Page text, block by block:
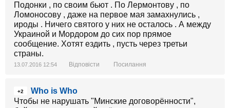
Подонки , по своим бьют . По Лермонтову , по
Ломоносову , даже на первое мая замахнулись ,
ироды . Ничего святого у них не осталось . А между
Украиной и Мордором до сих пор прямое
сообщение. Хотят ездить , пусть через третьи
страны.
13.07.2016 12:54 Відповісти Посилання
+2
Who is Who
Чтобы не нарушать "Минские договорённости",